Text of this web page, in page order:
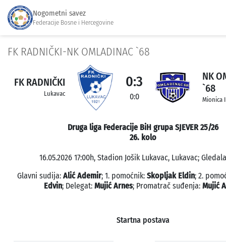
Nogometni savez
Federacije Bosne i Hercegovine
FK RADNIČKI-NK OMLADINAC `68
FK RADNIČKI
Lukavac
0:3
0:0
NK
`68
Mionica
Druga liga Federacije BiH grupa SJEVER 25/26
26. kolo
16.05.2026 17:00h, Stadion Jošik Lukavac, Lukavac;
Glavni sudija: Alić Ademir; 1. pomoćnik: Skopljak Eldin; 2.
Edvin; Delegat: Mujić Arnes; Promatrač suđenja: Mujić
Startna postava